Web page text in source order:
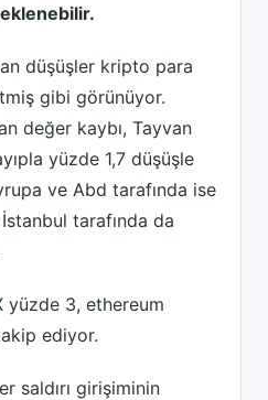
düşüşler kripto para
gibi görünüyor.
değer kaybı, Tayvan
yüzde 1,7 düşüşle
ve Abd tarafında ise
tarafında da
yüzde 3, ethereum
ediyor.
saldırı girişiminin